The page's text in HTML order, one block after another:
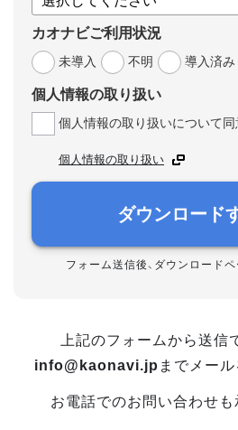
カオナビご利用状況
未導入
不明 導入済み
個人情報の取り扱い
個人情報の取り扱いについて同
個人情報の取り扱い
ダウンロード
フォーム送信後、ダウンロード
上記のフォームから送信
info@kaonavi.jp までメー
お電話でのお問い合わせも